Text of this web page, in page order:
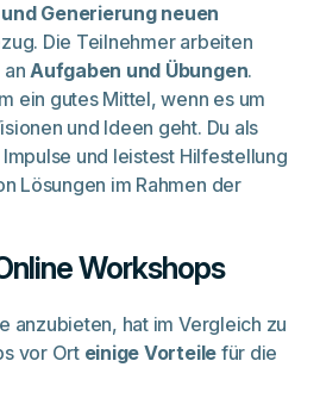
Generierung neuen
Die Teilnehmer arbeiten
anAufgaben und Übungen.
ein gutes Mittel, wenn es um
und Ideen geht. Du als
und leistest Hilfestellung
Lösungen im Rahmen der
Workshops
anzubieten, hat im Vergleich zu
vor Ort einige Vorteile für die